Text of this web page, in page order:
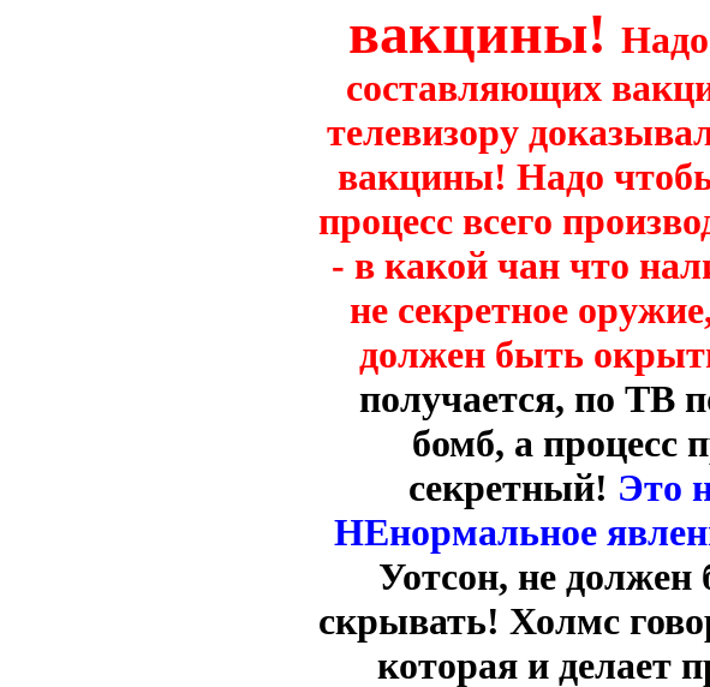
вакцины!
составляющих
телевизору
вакцины! Надо
процесс всего
- в какой чан что
не секретное
должен быть
получается, по ТВ
бомб, а процесс
секретный! Это
НЕнормальное
Уотсон, не должен
скрывать! Холмс
которая и делает